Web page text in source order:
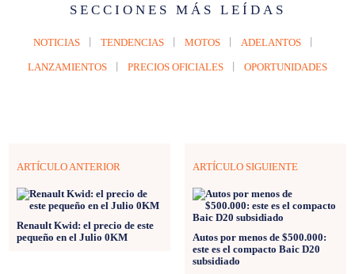
SECCIONES MÁS LEÍDAS
NOTICIAS TENDENCIAS MOTOS ADELANTOS
LANZAMIENTOS PRECIOS OFICIALES OPORTUNIDADES
ARTÍCULO ANTERIOR
Renault Kwid: el precio de este
pequeño en el Julio 0KM
ARTÍCULO SIGUIENTE
Autos por menos de $500.000:
este es el compacto Baic D20
subsidiado